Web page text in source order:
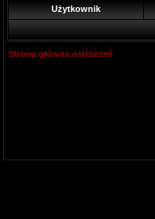
Użytkownik
Strona główna ostrzeżeń